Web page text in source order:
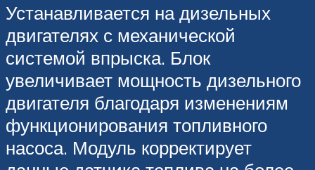
Устанавливается на дизельных
двигателях с механической
системой впрыска. Блок
увеличивает мощность дизельного
двигателя благодаря изменениям
функционирования топливного
насоса. Модуль корректирует